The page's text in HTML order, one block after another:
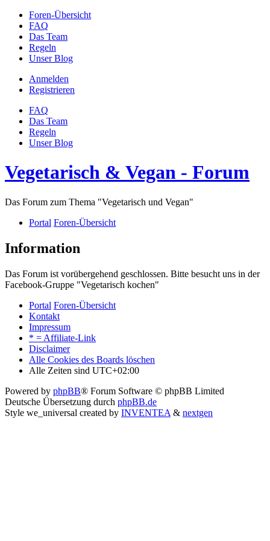
Foren-Übersicht
FAQ
Das Team
Regeln
Unser Blog
Anmelden
Registrieren
FAQ
Das Team
Regeln
Unser Blog
Vegetarisch & Vegan - Forum
Das Forum zum Thema "Vegetarisch und Vegan"
Portal Foren-Übersicht
Information
Das Forum ist vorübergehend geschlossen. Bitte besucht uns in der
Facebook-Gruppe "Vegetarisch kochen"
Portal Foren-Übersicht
Kontakt
Impressum
* = Affiliate-Link
Disclaimer
Alle Cookies des Boards löschen
Alle Zeiten sind UTC+02:00
Powered by phpBB® Forum Software © phpBB Limited
Deutsche Übersetzung durch phpBB.de
Style we_universal created by INVENTEA & nextgen